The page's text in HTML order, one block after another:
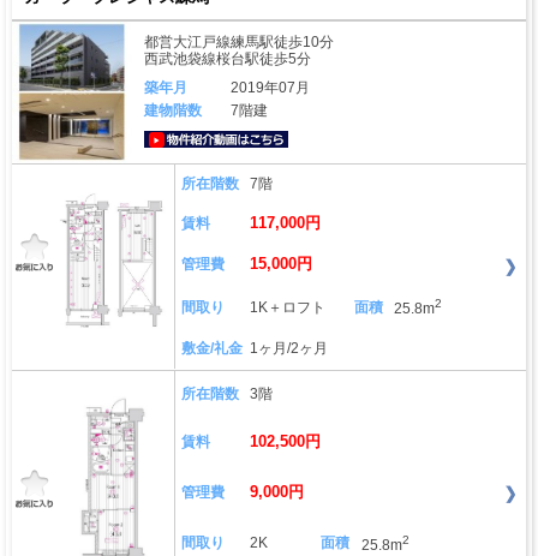
都営大江戸線練馬駅徒歩10分
西武池袋線桜台駅徒歩5分
築年月
2019年07月
建物階数
7階建
所在階数 7階
賃料 117,000円
管理費 15,000円
間取り 1K＋ロフト 面積 25.8m2
敷金/礼金 1ヶ月/2ヶ月
所在階数 3階
賃料 102,500円
管理費 9,000円
間取り 2K 面積 25.8m2